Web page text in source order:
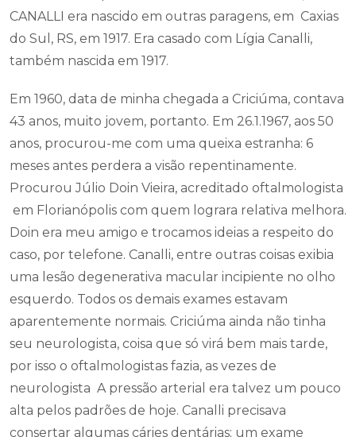
CANALLI era nascido em outras paragens, em Caxias
do Sul, RS, em 1917. Era casado com Lígia Canalli,
também nascida em 1917.
Em 1960, data de minha chegada a Criciúma, contava
43 anos, muito jovem, portanto. Em 26.1.1967, aos 50
anos, procurou-me com uma queixa estranha: 6
meses antes perdera a visão repentinamente.
Procurou Júlio Doin Vieira, acreditado oftalmologista
em Florianópolis com quem lograra relativa melhora.
Doin era meu amigo e trocamos ideias a respeito do
caso, por telefone. Canalli, entre outras coisas exibia
uma lesão degenerativa macular incipiente no olho
esquerdo. Todos os demais exames estavam
aparentemente normais. Criciúma ainda não tinha
seu neurologista, coisa que só virá bem mais tarde,
por isso o oftalmologistas fazia, as vezes de
neurologista A pressão arterial era talvez um pouco
alta pelos padrões de hoje. Canalli precisava
consertar algumas cáries dentárias; um exame